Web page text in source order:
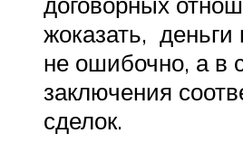
жоказать, деньги
не ошибочно, а в
заключения
сделок.